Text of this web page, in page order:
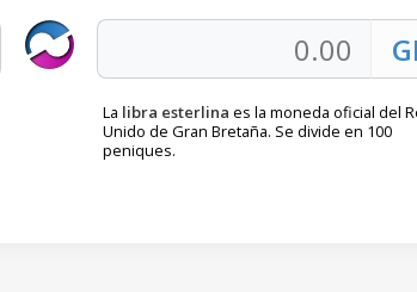
La libra esterlina es la moneda oficial del
Unido de Gran Bretaña. Se divide en 100
peniques.